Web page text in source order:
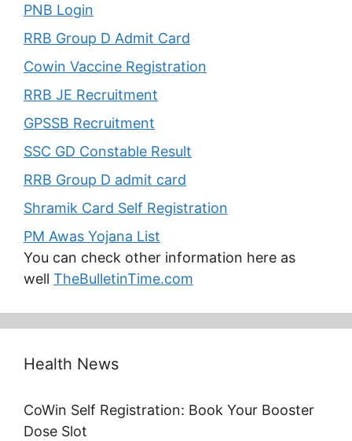
PNB Login
RRB Group D Admit Card
Cowin Vaccine Registration
RRB JE Recruitment
GPSSB Recruitment
SSC GD Constable Result
RRB Group D admit card
Shramik Card Self Registration
PM Awas Yojana List
You can check other information here as
well TheBulletinTime.com
Health News
CoWin Self Registration: Book Your Booster
Dose Slot